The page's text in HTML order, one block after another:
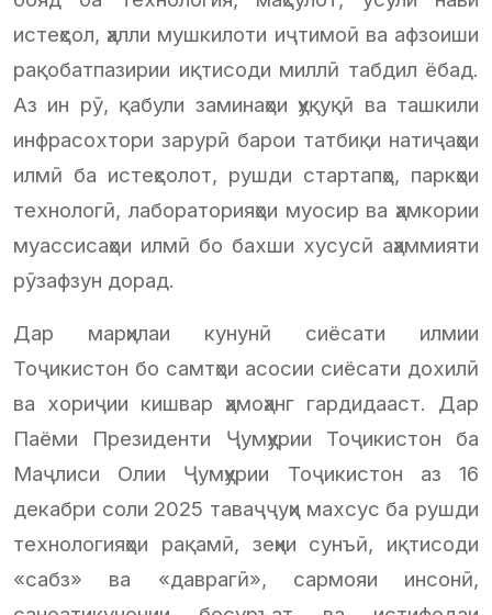
истеҳсол, ҳалли мушкилоти иҷтимоӣ ва афзоиши
рақобатпазирии иқтисоди миллӣ табдил ёбад.
Аз ин рӯ, қабули заминаҳои ҳуқуқӣ ва ташкили
инфрасохтори зарурӣ барои татбиқи натиҷаҳои
илмӣ ба истеҳсолот, рушди стартапҳо, паркҳои
технологӣ, лабораторияҳои муосир ва ҳамкории
муассисаҳои илмӣ бо бахши хусусӣ аҳаммияти
рӯзафзун дорад.
Дар марҳилаи кунунӣ сиёсати илмии
Тоҷикистон бо самтҳои асосии сиёсати дохилӣ
ва хориҷии кишвар ҳамоҳанг гардидааст. Дар
Паёми Президенти Ҷумҳурии Тоҷикистон ба
Маҷлиси Олии Ҷумҳурии Тоҷикистон аз 16
декабри соли 2025 таваҷҷуҳи махсус ба рушди
технологияҳои рақамӣ, зеҳни сунъӣ, иқтисоди
«сабз» ва «даврагӣ», сармояи инсонӣ,